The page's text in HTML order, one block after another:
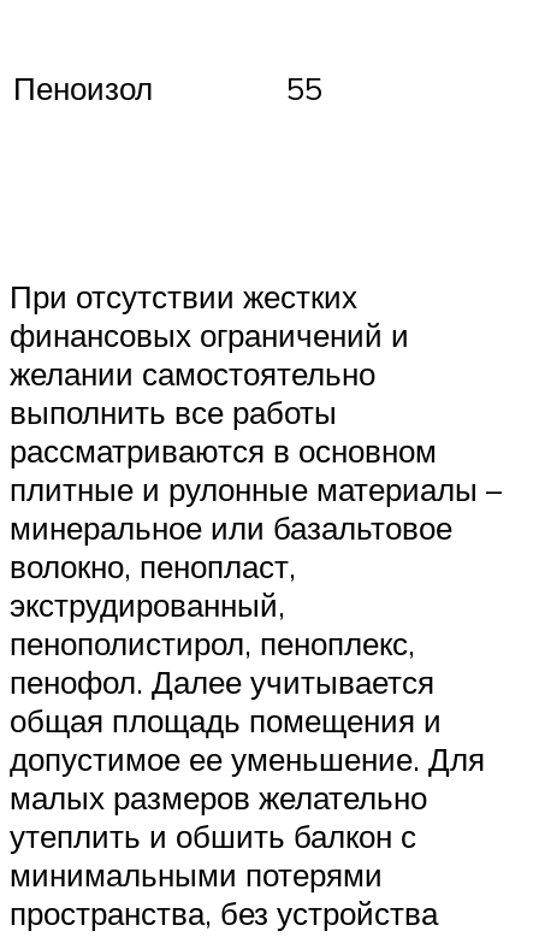
Пеноизол 55
При отсутствии жестких
финансовых ограничений и
желании самостоятельно
выполнить все работы
рассматриваются в основном
плитные и рулонные материалы –
минеральное или базальтовое
волокно, пенопласт,
экструдированный,
пенополистирол, пеноплекс,
пенофол. Далее учитывается
общая площадь помещения и
допустимое ее уменьшение. Для
малых размеров желательно
утеплить и обшить балкон с
минимальными потерями
пространства, без устройства